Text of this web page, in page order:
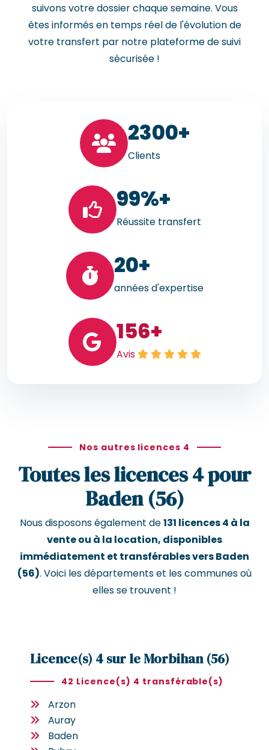
suivons votre dossier chaque semaine. Vous
êtes informés en temps réel de l'évolution de
votre transfert par notre plateforme de suivi
sécurisée !
2300+
Clients
99%+
Réussite transfert
20+
années d'expertise
156+
Avis
Nos autres licences 4
Toutes les licences 4 pour
Baden (56)
Nous disposons également de131 licences 4 à la
vente ou à la location, disponibles
immédiatement et transférables vers Baden
(56). Voici les départements et les communes où
elles se trouvent !
Licence(s) 4 sur le Morbihan (56)
42 Licence(s) 4 transférable(s)
Arzon
Auray
Baden